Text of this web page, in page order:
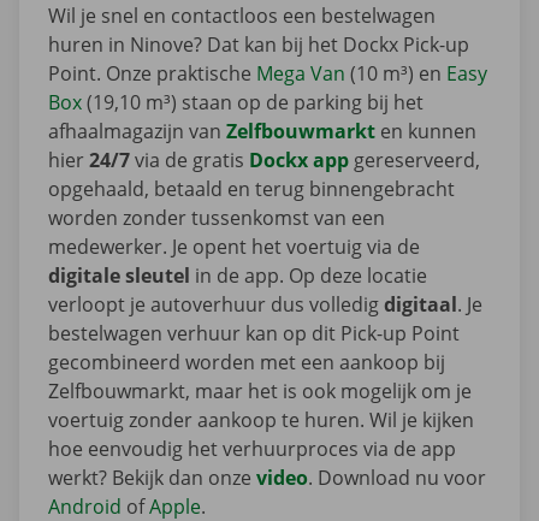
Wil je snel en contactloos een bestelwagen
huren in Ninove? Dat kan bij het Dockx Pick-up
Point. Onze praktische Mega Van (10 m³) en Easy
Box(19,10 m³) staan op de parking bij het
afhaalmagazijn van Zelfbouwmarkt en kunnen
hier24/7via de gratis Dockx app gereserveerd,
opgehaald, betaald en terug binnengebracht
worden zonder tussenkomst van een
medewerker. Je opent het voertuig via de
digitale sleutel in de app. Op deze locatie
verloopt je autoverhuur dus volledigdigitaal. Je
bestelwagen verhuur kan op dit Pick-up Point
gecombineerd worden met een aankoop bij
Zelfbouwmarkt, maar het is ook mogelijk om je
voertuig zonder aankoop te huren. Wil je kijken
hoe eenvoudig het verhuurproces via de app
werkt? Bekijk dan onze video. Download nu voor
Android ofApple.